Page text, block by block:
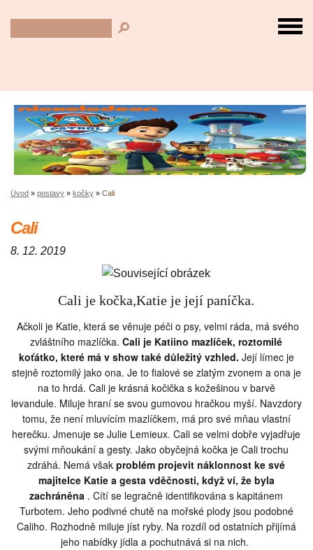
Úvod » postavy » kočky » Cali
Cali
8. 12. 2019
Cali je kočka,Katie je její paníčka.
Ačkoli je Katie, která se věnuje péči o psy, velmi ráda, má svého
zvláštního mazlíčka. Cali je Katiino mazlíček, roztomilé
koťátko, které má v show také důležitý vzhled. Její límec je
stejně roztomilý jako ona. Je to fialové se zlatým zvonem a ona je
na to hrdá. Cali je krásná kočička s kožešinou v barvě
levandule. Miluje hraní se svou gumovou hračkou myší. Navzdory
tomu, že není mluvícím mazlíčkem, má pro své mňau vlastní
herečku. Jmenuje se Julie Lemieux. Cali se velmi dobře vyjadřuje
svými mňoukání a gesty. Jako obyčejná kočka je Cali trochu
zdráhá. Nemá však problém projevit náklonnost ke své
majitelce Katie a gesta vděčnosti, když ví, že byla
zachráněna . Cítí se legračně identifikována s kapitánem
Turbotem. Jeho podivné chutě na mořské plody jsou podobné
Caliho. Rozhodně miluje jíst ryby. Na rozdíl od ostatních přijímá
jeho nabídky jídla a pochutnává si na nich.